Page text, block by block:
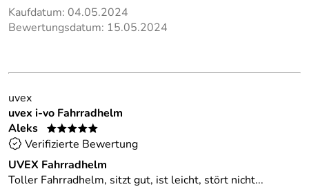
Kaufdatum: 04.05.2024
Bewertungsdatum: 15.05.2024
uvex
uvex i-vo Fahrradhelm
Aleks
*****
Verifizierte Bewertung
UVEX Fahrradhelm
Toller Fahrradhelm, sitzt gut, ist leicht, stört nicht...